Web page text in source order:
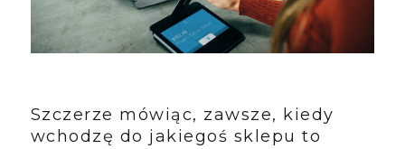
Szczerze mówiąc, zawsze, kiedy
wchodzę do jakiegoś sklepu to